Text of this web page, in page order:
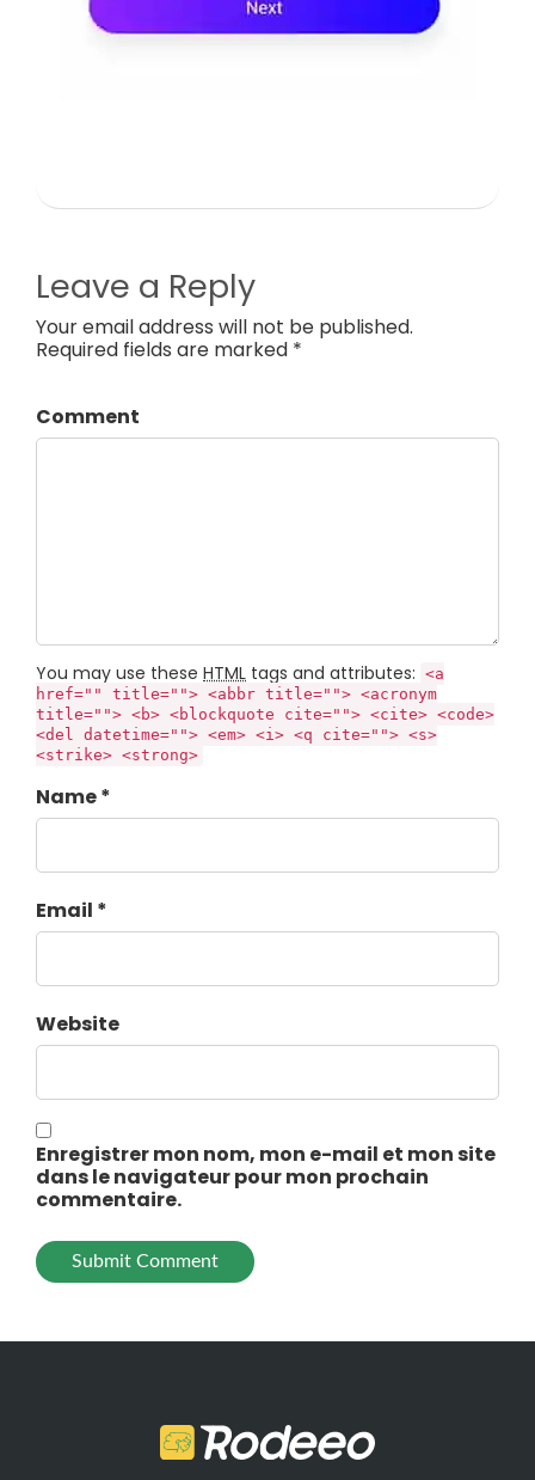
Leave a Reply
Your email address will not be published.
Required fields are marked *
Comment
You may use these HTML tags and attributes: <a
href="" title=""> <abbr title=""> <acronym
title=""> <b> <blockquote cite=""> <cite> <code>
<del datetime=""> <em> <i> <q cite=""> <s>
<strike> <strong>
Name *
Email *
Website
Enregistrer mon nom, mon e-mail et mon site
dans le navigateur pour mon prochain
commentaire.